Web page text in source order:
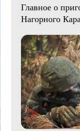
Главное о
Нагорного